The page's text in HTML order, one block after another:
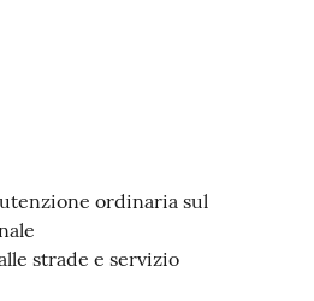
ordinaria sul
strade e servizio